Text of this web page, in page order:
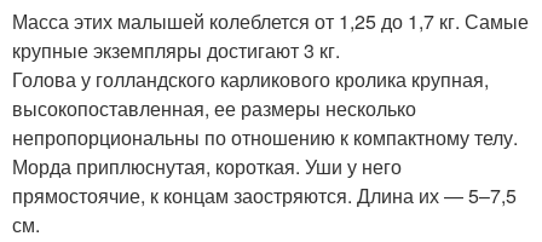
Масса этих малышей колеблется от 1,25 до 1,7 кг. Самые
крупные экземпляры достигают 3 кг.
Голова у голландского карликового кролика крупная,
высокопоставленная, ее размеры несколько
непропорциональны по отношению к компактному телу.
Морда приплюснутая, короткая. Уши у него
прямостоячие, к концам заостряются. Длина их — 5–7,5
см.